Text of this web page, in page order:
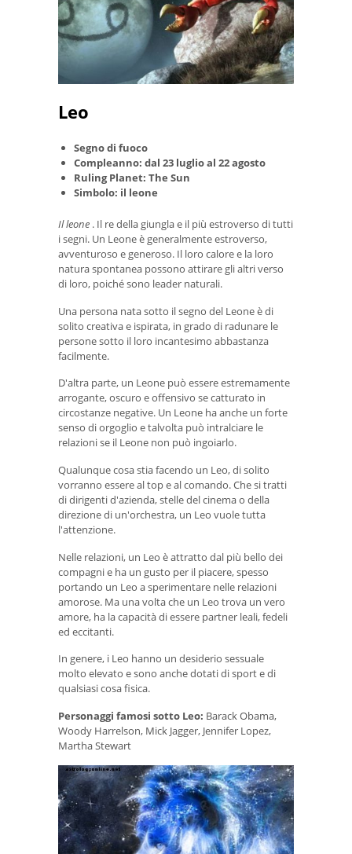
Leo
Segno di fuoco
Compleanno: dal 23 luglio al 22 agosto
Ruling Planet: The Sun
Simbolo: il leone
Il leone . Il re della giungla e il più estroverso di tutti
i segni. Un Leone è generalmente estroverso,
avventuroso e generoso. Il loro calore e la loro
natura spontanea possono attirare gli altri verso
di loro, poiché sono leader naturali.
Una persona nata sotto il segno del Leone è di
solito creativa e ispirata, in grado di radunare le
persone sotto il loro incantesimo abbastanza
facilmente.
D'altra parte, un Leone può essere estremamente
arrogante, oscuro e offensivo se catturato in
circostanze negative. Un Leone ha anche un forte
senso di orgoglio e talvolta può intralciare le
relazioni se il Leone non può ingoiarlo.
Qualunque cosa stia facendo un Leo, di solito
vorranno essere al top e al comando. Che si tratti
di dirigenti d'azienda, stelle del cinema o della
direzione di un'orchestra, un Leo vuole tutta
l'attenzione.
Nelle relazioni, un Leo è attratto dal più bello dei
compagni e ha un gusto per il piacere, spesso
portando un Leo a sperimentare nelle relazioni
amorose. Ma una volta che un Leo trova un vero
amore, ha la capacità di essere partner leali, fedeli
ed eccitanti.
In genere, i Leo hanno un desiderio sessuale
molto elevato e sono anche dotati di sport e di
qualsiasi cosa fisica.
Personaggi famosi sotto Leo: Barack Obama,
Woody Harrelson, Mick Jagger, Jennifer Lopez,
Martha Stewart